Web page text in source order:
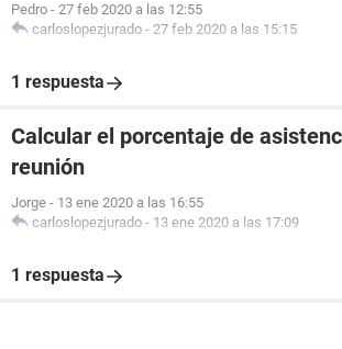
Pedro - 27 feb 2020 a las 12:55
carloslopezjurado - 27 feb 2020 a las 15:15
1 respuesta
Calcular el porcentaje de
reunión
Jorge - 13 ene 2020 a las 16:55
carloslopezjurado - 13 ene 2020 a las 17:09
1 respuesta